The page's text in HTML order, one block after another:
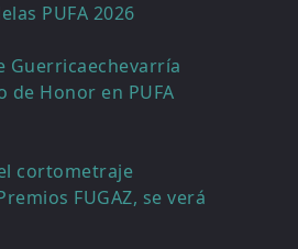
PUFA 2026
Guerricaechevarría
de Honor en PUFA
cortometraje
FUGAZ, se verá